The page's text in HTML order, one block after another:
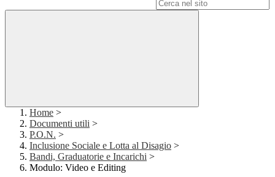
Home >
Documenti utili >
P.O.N. >
Inclusione Sociale e Lotta al Disagio >
Bandi, Graduatorie e Incarichi >
Modulo: Video e Editing